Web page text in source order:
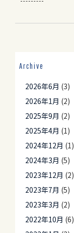
Archive
2026年6月 (3)
2026年1月 (2)
2025年9月 (2)
2025年4月 (1)
2024年12月 (1)
2024年3月 (5)
2023年12月 (2)
2023年7月 (5)
2023年3月 (2)
2022年10月 (6)